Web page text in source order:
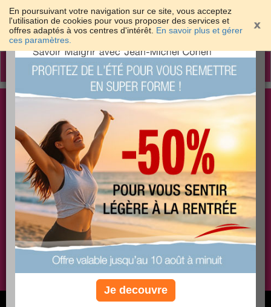
En poursuivant votre navigation sur ce site, vous acceptez
l'utilisation de cookies pour vous proposer des services et
offres adaptés à vos centres d'intérêt. En savoir plus et gérer
ces paramètres.
Toggle
Les meilleures solutions pour maigrir et être bien
dans sa peau
PLUS
EFFICACE
PLUS
SANTÉ
PLUS
COACHING
Non, je préfère le régime gratuit
6M de personnes ont maigri et réappris à manger avec nous
×
Je decouvre